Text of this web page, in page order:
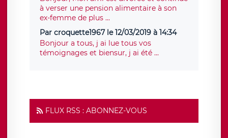
à verser une pension alimentaire à son
ex-femme de plus ...
Par croquette1967 le 12/03/2019 à 14:34
Bonjour a tous, j ai lue tous vos
témoignages et biensur, j ai été ...
FLUX RSS : ABONNEZ-VOUS